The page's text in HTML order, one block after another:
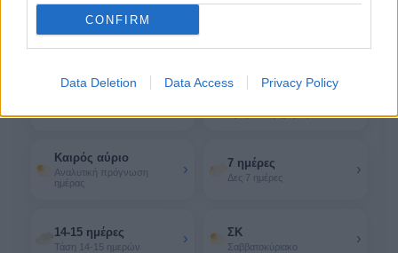
CONFIRM
Data Deletion Data Access Privacy Policy
Περισσότερα για τον καιρό
στον Άγιο Στέφανο
Τώρα & σήμερα
πρόγνωση ημέρας
Καιρός αύριο
Αναλυτική πρόγνωση
ημέρας
› 7 ημέρες
Δες 7 ημέρες ›
14-15 ημέρες
Τάση 14-15 ημερών › ΣΚ
Σαββατοκύριακο ›